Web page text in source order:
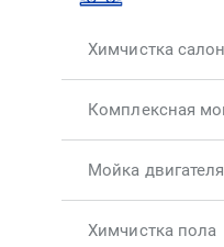
Химчистка
Комплексная
Мойка двигателя
Химчистка пола